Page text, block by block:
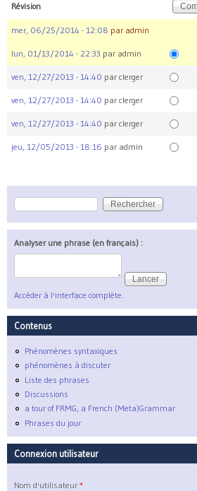
Révision
mer, 06/25/2014 - 12:08 par admin
lun, 01/13/2014 - 22:33 par admin
ven, 12/27/2013 - 14:40 par clerger
ven, 12/27/2013 - 14:40 par clerger
ven, 12/27/2013 - 14:40 par clerger
jeu, 12/05/2013 - 18:16 par admin
Formulaire de recherche
Rechercher
Analyser une phrase (en français) :
Accéder à l'interface complète.
Contenus
Phénomènes syntaxiques
phénomènes à discuter
Liste des phrases
Discussions
a tour of FRMG, a French (Meta)Grammar
Phrases du jour
Connexion utilisateur
Nom d'utilisateur *